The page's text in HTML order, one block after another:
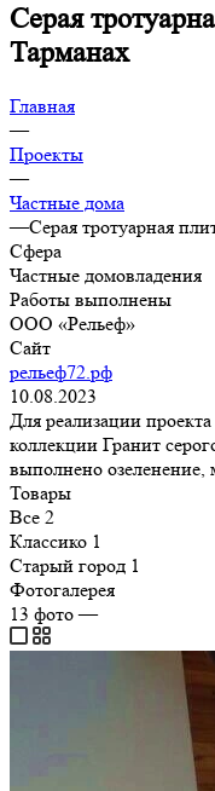
Серая
Тарманах
Главная
—
Проекты
—
Частные дома
—Серая тротуарная
Сфера
Частные домовладения
Работы выполнены
ООО «Рельеф»
Сайт
рельеф72.рф
10.08.2023
Для реализации
коллекции Гранит
выполнено озеленение,
Товары
Все 2
Классико 1
Старый город 1
Фотогалерея
13 фото—